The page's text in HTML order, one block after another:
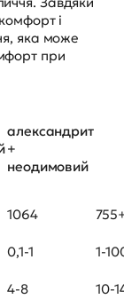
і
яка може
при
александрит
+
неодимовий
1064
0,1-1
1-
4-8
10-